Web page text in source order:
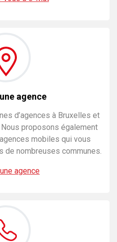
agence
d’agences à Bruxelles et
proposons également
mobiles qui vous
de nombreuses communes.
agence